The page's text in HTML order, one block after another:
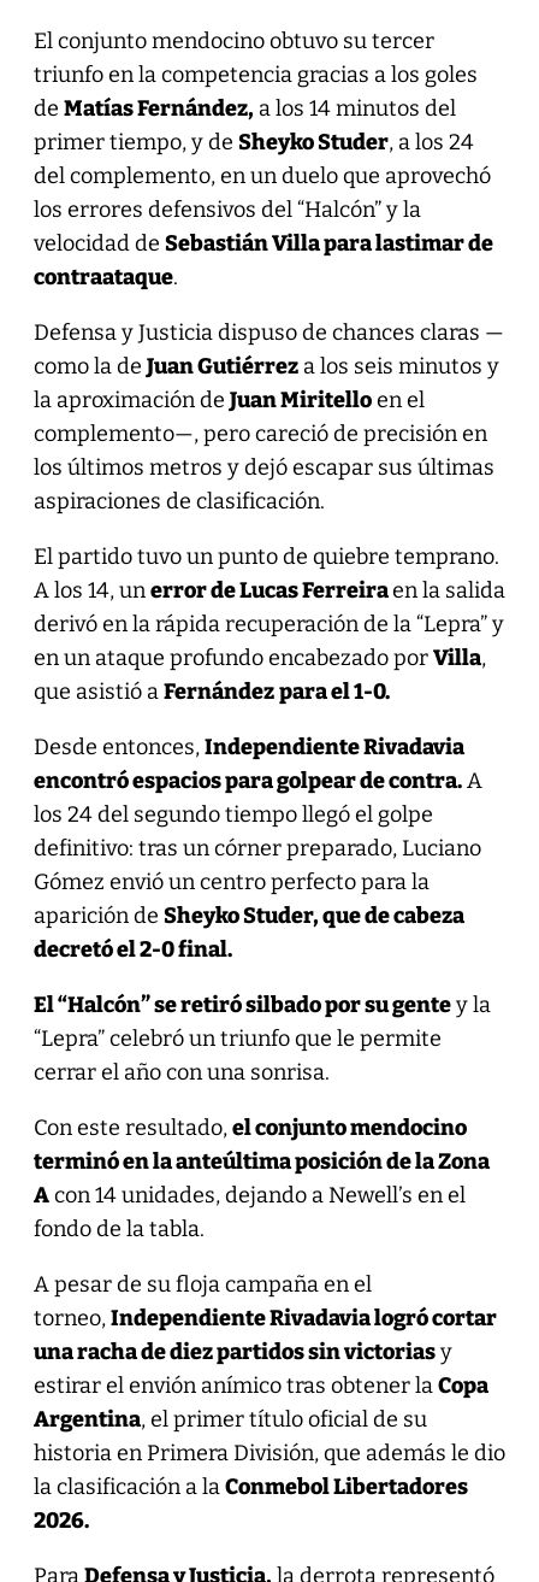
El conjunto mendocino obtuvo su tercer
triunfo en la competencia gracias a los goles
de Matías Fernández,a los 14 minutos del
primer tiempo, y de Sheyko Studer, a los 24
del complemento, en un duelo que aprovechó
los errores defensivos del “Halcón” y la
velocidad de Sebastián Villa para lastimar de
contraataque.
Defensa y Justicia dispuso de chances claras —
como la de Juan Gutiérreza los seis minutos y
la aproximación de Juan Miritelloen el
complemento—, pero careció de precisión en
los últimos metros y dejó escapar sus últimas
aspiraciones de clasificación.
El partido tuvo un punto de quiebre temprano.
A los 14, unerror de Lucas Ferreiraen la salida
derivó en la rápida recuperación de la “Lepra” y
en un ataque profundo encabezado porVilla,
que asistió aFernández para el 1-0.
Desde entonces,Independiente Rivadavia
encontró espacios para golpear de contra.A
los 24 del segundo tiempo llegó el golpe
definitivo: tras un córner preparado, Luciano
Gómez envió un centro perfecto para la
aparición de Sheyko Studer, que de cabeza
decretó el 2-0 final.
El “Halcón” se retiró silbado por su gentey la
“Lepra” celebró un triunfo que le permite
cerrar el año con una sonrisa.
Con este resultado,el conjunto mendocino
terminó en la anteúltima posición de la Zona
Acon 14 unidades, dejando a Newell’s en el
fondo de la tabla.
A pesar de su floja campaña en el
torneo,Independiente Rivadavia logró cortar
una racha de diez partidos sin victoriasy
estirar el envión anímico tras obtener laCopa
Argentina, el primer título oficial de su
historia en Primera División, que además le dio
la clasificación a laConmebol Libertadores
2026.
ParaDefensa y Justicia,la derrota representó